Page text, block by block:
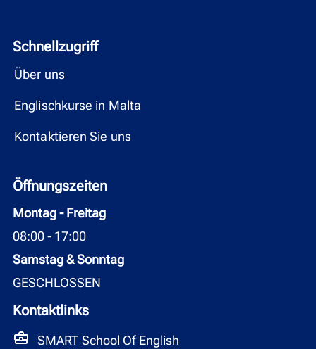
Schnellzugriff
Über uns
Englischkurse in Malta
Kontaktieren Sie uns
Öffnungszeiten
Montag - Freitag
08:00 - 17:00
Samstag & Sonntag
GESCHLOSSEN
Kontaktlinks
SMART School Of English